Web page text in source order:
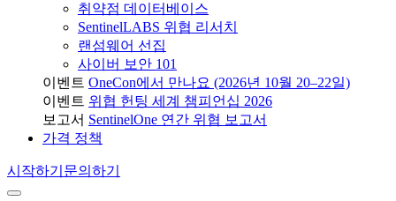
취약점 데이터베이스
SentinelLABS 위협 리서치
랜섬웨어 선집
사이버 보안 101
이벤트 OneCon에서 만나요 (2026년 10월 20–22일)
이벤트 위협 헌팅 세계 챔피언십 2026
보고서 SentinelOne 연간 위협 보고서
가격 정책
시작하기 문의하기